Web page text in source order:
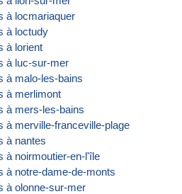
à locmariaquer
à loctudy
à lorient
à luc-sur-mer
à malo-les-bains
à merlimont
à mers-les-bains
à merville-franceville-plage
à nantes
à noirmoutier-en-l'île
à notre-dame-de-monts
à olonne-sur-mer